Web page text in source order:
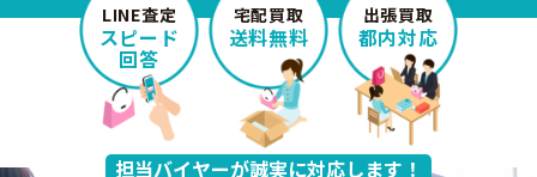
LINE査定
スピード
回答
宅配買取
送料無料
出張買取
都内対応
担当バイヤーが誠実に対応します！